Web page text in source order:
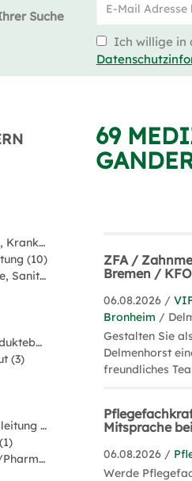
Suche
Ich willige in
Pflege (Alten-, Gesundheits-, Krankenpfleger) (29)
(10)
Medizinische Fachangestellte, Sanitäter (8)
Pharmaberater, Medizinprodukteberater (4)
(3)
Stations- und Wohnbereichsleitung (1)
weitere Jobs in der Medizin/Pharmabranche (1)
69
ZFA /
Bremen / KFO
06.08.2026 /
Bronheim /
Gestalten Sie
Delmenhorst
freundliches
Mitsprache
06.08.2026 /
Werde